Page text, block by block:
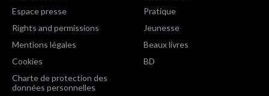
Espace presse
Rights and permissions
Mentions légales
Cookies
Charte de protection des
données personnelles
Pratique
Jeunesse
Beaux livres
BD